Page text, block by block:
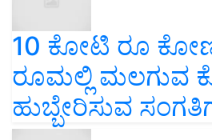
10 ಕೋಟಿ ರೂ
ರೂಮಲ್ಲಿ ಮಲಗುವ
ಹುಬ್ಬೇರಿಸುವ